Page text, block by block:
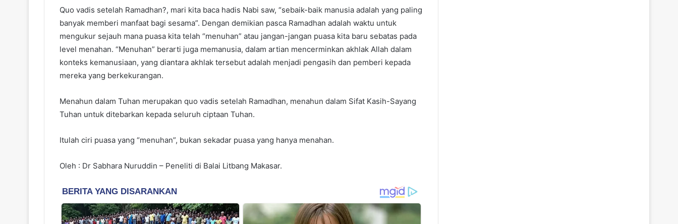
Quo vadis setelah Ramadhan?, mari kita baca hadis Nabi saw, “sebaik-baik manusia adalah yang paling
banyak memberi manfaat bagi sesama”. Dengan demikian pasca Ramadhan adalah waktu untuk
mengukur sejauh mana puasa kita telah “menuhan” atau jangan-jangan puasa kita baru sebatas pada
level menahan. “Menuhan” berarti juga memanusia, dalam artian mencerminkan akhlak Allah dalam
konteks kemanusiaan, yang diantara akhlak tersebut adalah menjadi pengasih dan pemberi kepada
mereka yang berkekurangan.
Menahun dalam Tuhan merupakan quo vadis setelah Ramadhan, menahun dalam Sifat Kasih-Sayang
Tuhan untuk ditebarkan kepada seluruh ciptaan Tuhan.
Itulah ciri puasa yang “menuhan”, bukan sekadar puasa yang hanya menahan.
Oleh : Dr Sabhara Nuruddin – Peneliti di Balai Litbang Makasar.